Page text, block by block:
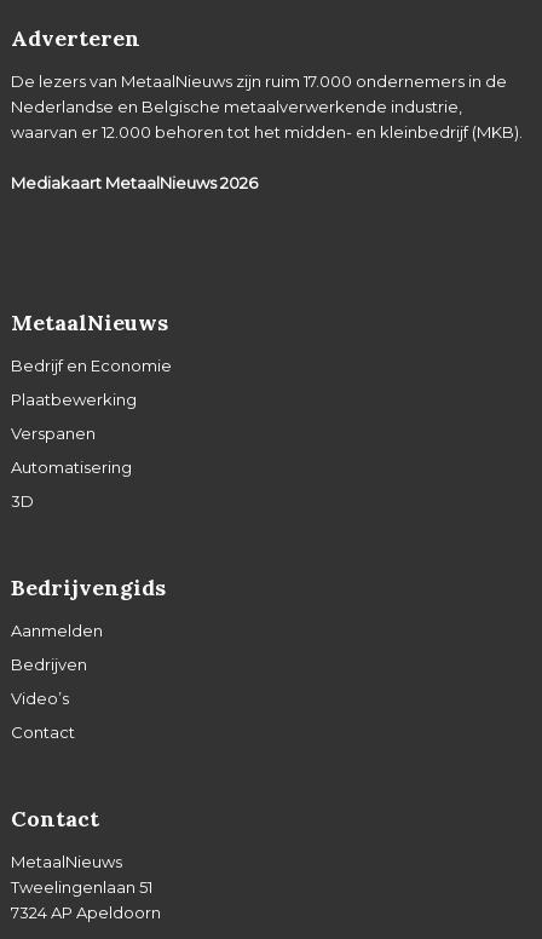
Adverteren
De lezers van MetaalNieuws zijn ruim 17.000 ondernemers in de
Nederlandse en Belgische metaalverwerkende industrie,
waarvan er 12.000 behoren tot het midden- en kleinbedrijf (MKB).
Mediakaart MetaalNieuws2026
MetaalNieuws
Bedrijf en Economie
Plaatbewerking
Verspanen
Automatisering
3D
Bedrijvengids
Aanmelden
Bedrijven
Video’s
Contact
Contact
MetaalNieuws
Tweelingenlaan 51
7324 AP Apeldoorn